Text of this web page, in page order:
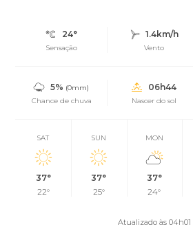
24°
Sensação
1.4km/h
Vento
5% (0mm)
Chance de chuva
06h44
Nascer do sol
SAT
37°
22°
SUN
37°
25°
MON
37°
24°
Atualizado às 04h01